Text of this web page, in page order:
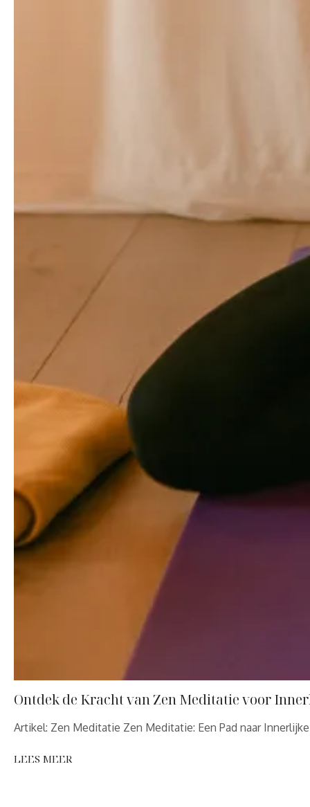
Ontdek de Kracht van Zen Meditatie voor
Artikel: Zen Meditatie Zen Meditatie: Een Pad naar
LEES MEER